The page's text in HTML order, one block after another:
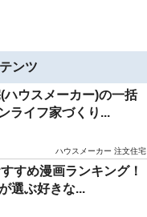
ンツ
ハウスメーカー)の一括
ライフ家づくり...
ハウスメーカー 注文住宅
すめ漫画ランキング！
選ぶ好きな...